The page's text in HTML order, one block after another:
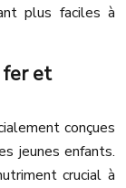
plus faciles à
fer et
conçues
jeunes enfants.
crucial à